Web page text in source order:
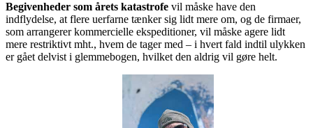
Begivenheder som årets katastrofe vil måske have den
indflydelse, at flere uerfarne tænker sig lidt mere om, og de firmaer,
som arrangerer kommercielle ekspeditioner, vil måske agere lidt
mere restriktivt mht., hvem de tager med – i hvert fald indtil ulykken
er gået delvist i glemmebogen, hvilket den aldrig vil gøre helt.